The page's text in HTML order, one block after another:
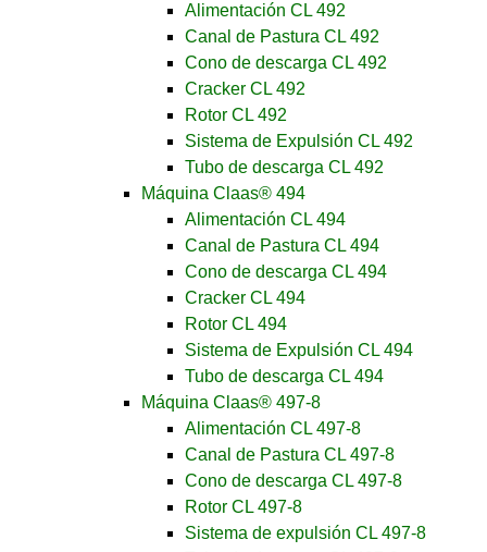
Alimentación CL 492
Canal de Pastura CL 492
Cono de descarga CL 492
Cracker CL 492
Rotor CL 492
Sistema de Expulsión CL 492
Tubo de descarga CL 492
Máquina Claas® 494
Alimentación CL 494
Canal de Pastura CL 494
Cono de descarga CL 494
Cracker CL 494
Rotor CL 494
Sistema de Expulsión CL 494
Tubo de descarga CL 494
Máquina Claas® 497-8
Alimentación CL 497-8
Canal de Pastura CL 497-8
Cono de descarga CL 497-8
Rotor CL 497-8
Sistema de expulsión CL 497-8